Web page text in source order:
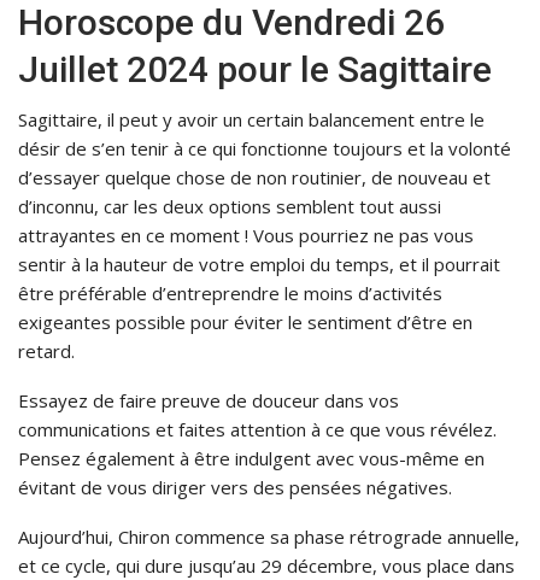
Horoscope du Vendredi 26
Juillet 2024 pour le Sagittaire
Sagittaire, il peut y avoir un certain balancement entre le
désir de s’en tenir à ce qui fonctionne toujours et la volonté
d’essayer quelque chose de non routinier, de nouveau et
d’inconnu, car les deux options semblent tout aussi
attrayantes en ce moment ! Vous pourriez ne pas vous
sentir à la hauteur de votre emploi du temps, et il pourrait
être préférable d’entreprendre le moins d’activités
exigeantes possible pour éviter le sentiment d’être en
retard.
Essayez de faire preuve de douceur dans vos
communications et faites attention à ce que vous révélez.
Pensez également à être indulgent avec vous-même en
évitant de vous diriger vers des pensées négatives.
Aujourd’hui, Chiron commence sa phase rétrograde annuelle,
et ce cycle, qui dure jusqu’au 29 décembre, vous place dans